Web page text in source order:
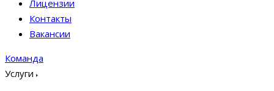
Лицензии
Контакты
Вакансии
Команда
Услуги